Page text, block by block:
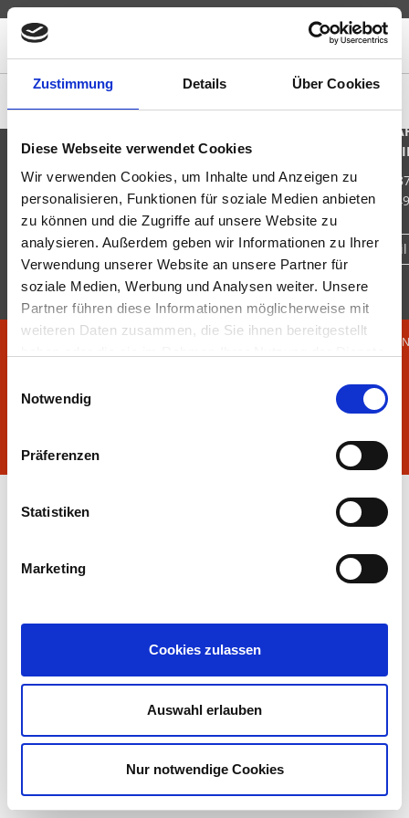
Zustimmung Details Über Cookies
Diese Webseite verwendet Cookies
Wir verwenden Cookies, um Inhalte und Anzeigen zu
personalisieren, Funktionen für soziale Medien anbieten
zu können und die Zugriffe auf unsere Website zu
analysieren. Außerdem geben wir Informationen zu Ihrer
Verwendung unserer Website an unsere Partner für
soziale Medien, Werbung und Analysen weiter. Unsere
Partner führen diese Informationen möglicherweise mit
weiteren Daten zusammen, die Sie ihnen bereitgestellt
Notwendig
Präferenzen
Statistiken
Marketing
Cookies zulassen
Auswahl erlauben
Nur notwendige Cookies
GROUP
CONTACT
WE ARE LOOKING FORWARD
STADLER +
MESS- UND
Im Schlangengarten 20 / D-
Phone.: +49 6348 611-0 / Fax:
Write us an E-Mail
TERMS AND
IMPRINT